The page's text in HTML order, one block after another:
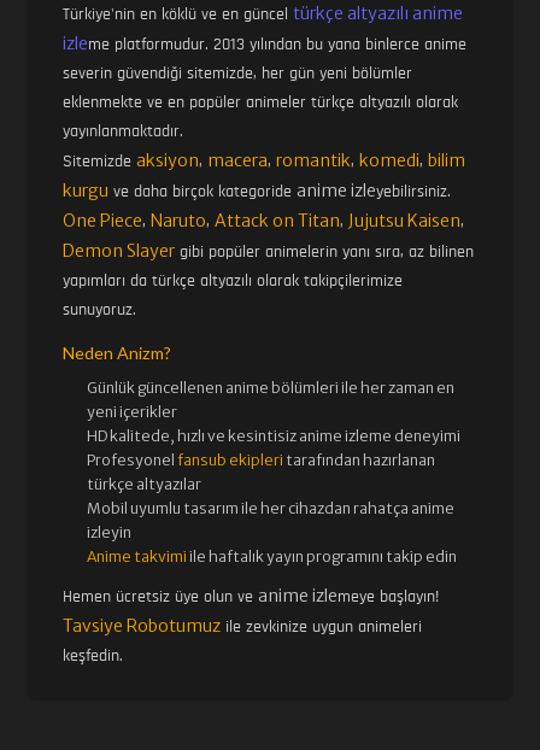
Türkiye'nin en köklü ve en günceltürkçe altyazılı anime
izleme platformudur. 2013 yılından bu yana binlerce anime
severin güvendiği sitemizde, her gün yeni bölümler
eklenmekte ve en popüler animeler türkçe altyazılı olarak
yayınlanmaktadır.
Sitemizdeaksiyon, macera,romantik, komedi, bilim
kurgu ve daha birçok kategoride anime izleyebilirsiniz.
One Piece, Naruto,Attack on Titan, Jujutsu Kaisen,
Demon Slayer gibi popüler animelerin yanı sıra, az bilinen
yapımları da türkçe altyazılı olarak takipçilerimize
sunuyoruz.
Neden Anizm?
Günlük güncellenen anime bölümleri ile her zaman en
yeni içerikler
HD kalitede, hızlı ve kesintisiz anime izleme deneyimi
Profesyonelfansub ekipleri tarafından hazırlanan
türkçe altyazılar
Mobil uyumlu tasarım ile her cihazdan rahatça anime
izleyin
Anime takvimi ile haftalık yayın programını takip edin
Hemen ücretsiz üye olun ve anime izlemeye başlayın!
Tavsiye Robotumuz ile zevkinize uygun animeleri
keşfedin.